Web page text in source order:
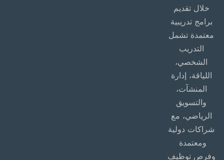
خلال تقديم
برامج تدريبية
معتمدة تشمل
التدريب
الشخصي،
اللياقة، إدارة
المنشآت،
والتسويق
الرياضي، مع
شراكات دولية
ومعتمدة
وفرص توظيف